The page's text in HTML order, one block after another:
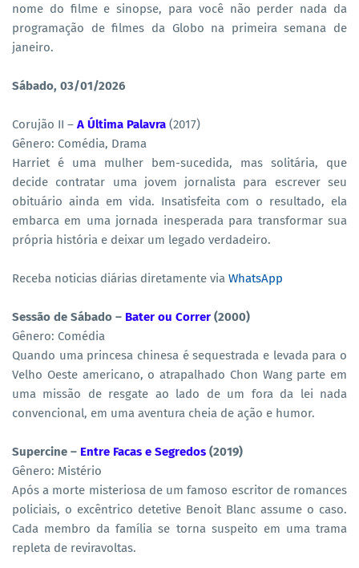
nome do filme e sinopse, para você não perder nada da
programação de filmes da Globo na primeira semana de
janeiro.
Sábado, 03/01/2026
Corujão II – A Última Palavra (2017)
Gênero: Comédia, Drama
Harriet é uma mulher bem-sucedida, mas solitária, que
decide contratar uma jovem jornalista para escrever seu
obituário ainda em vida. Insatisfeita com o resultado, ela
embarca em uma jornada inesperada para transformar sua
própria história e deixar um legado verdadeiro.
Receba noticias diárias diretamente via WhatsApp
Sessão de Sábado – Bater ou Correr (2000)
Gênero: Comédia
Quando uma princesa chinesa é sequestrada e levada para o
Velho Oeste americano, o atrapalhado Chon Wang parte em
uma missão de resgate ao lado de um fora da lei nada
convencional, em uma aventura cheia de ação e humor.
Supercine – Entre Facas e Segredos (2019)
Gênero: Mistério
Após a morte misteriosa de um famoso escritor de romances
policiais, o excêntrico detetive Benoit Blanc assume o caso.
Cada membro da família se torna suspeito em uma trama
repleta de reviravoltas.